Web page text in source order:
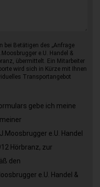
bei Betätigen des „Anfrage
e.U. Handel &
übermittelt. Ein Mitarbeiter
wird sich in Kürze mit Ihnen
Transportangebot
gebe ich meine
e.U. Handel
Hörbranz, zur
den
e.U. Handel &